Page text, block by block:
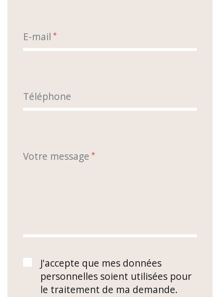
E-mail *
Téléphone
Votre message *
J'accepte que mes données
personnelles soient utilisées pour
le traitement de ma demande.